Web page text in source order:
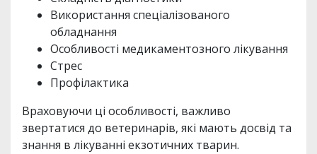
Використання спеціалізованого
обладнання
Особливості медикаментозного лікування
Стрес
Профілактика
Враховуючи ці особливості, важливо
звертатися до ветеринарів, які мають досвід та
знання в лікуванні екзотичних тварин.